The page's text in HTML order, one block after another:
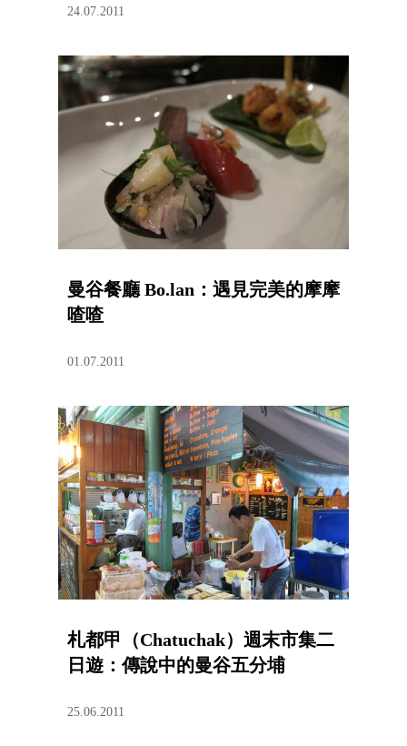
24.07.2011
曼谷餐廳 Bo.lan：遇見完美的摩摩
喳喳
01.07.2011
札都甲（Chatuchak）週末市集二
日遊：傳說中的曼谷五分埔
25.06.2011